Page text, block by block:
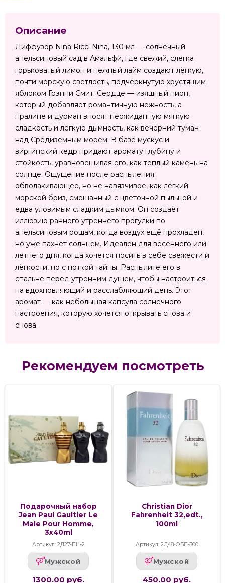
Описание
Диффузор Nina Ricci Nina, 130 мл — солнечный
апельсиновый сад в Амальфи, где свежий, слегка
горьковатый лимон и нежный лайм создают лёгкую,
почти морскую светлость, подчёркнутую хрустящим
яблоком Грэнни Смит. Сердце — изящный пион,
который добавляет романтичную нежность, а
пралине и дурман вносят неожиданную мягкую
сладкость и лёгкую дымность, как вечерний туман
над Средиземным морем. В базе мускус и
виргинский кедр придают аромату глубину и
стойкость, уравновешивая его, как тёплый камень на
солнце. Ощущение после распыления:
обволакивающее, но не навязчивое, как лёгкий
морской бриз, смешанный с цветочной пыльцой и
едва уловимым сладким дымком. Он создаёт
иллюзию раннего утреннего прогулки по
апельсиновым рощам, когда воздух ещё прохладен,
но уже пахнет солнцем. Идеален для весеннего или
летнего дня, когда хочется носить в себе свежести и
лёгкости, но с ноткой тайны. Распылите его в
спальне перед утренним душем, чтобы настроиться
на вдохновляющий и расслабляющий день. Этот
аромат — как небольшая капсула солнечного
настроения, которую хочется открывать снова и
снова.
Рекомендуем посмотреть
Подарочный набор
Jean Paul Gaultier Le
Male Pour Homme,
3x40ml
Артикул: 2Д27-ПН-2
Мужской
1300.00 руб.
Christian Dior
Fahrenheit 32,edt.,
100ml
Артикул: 2Д48-ОБП-300
Мужской
450.00 руб.